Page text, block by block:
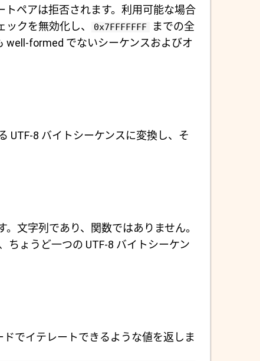
トペアは拒否されます。利用可能な場合
クを無効化し、 0x7FFFFFFF
までの全
well-formed でないシーケンスおよびオ
UTF-8 バイトシーケンスに変換し、そ
。文字列であり、関数ではありません。
ちょうど一つの UTF-8 バイトシーケン
でイテレートできるような値を返しま